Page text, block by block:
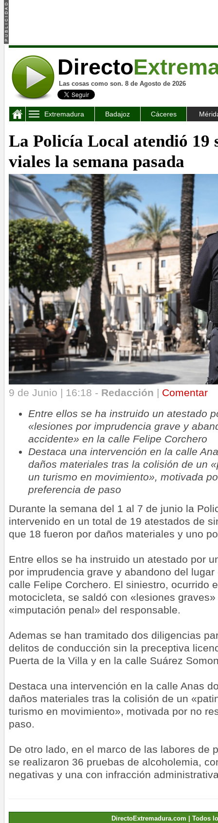
Directo
Las cosas como son. 8 de Agosto de 2026
Extremadura Badajoz Cáceres
La Policía Local atendió 19
viales la semana pasada
9 de Junio | 16:18 - Redacción | Comentar
Entre ellos se ha instruido un atestado
«lesiones por imprudencia grave y
accidente» en la calle Felipe Corchero
Destaca una intervención en la calle
daños materiales tras la colisión de un
un turismo en movimiento», motivada
preferencia de paso
Durante la semana del 1 al 7 de junio la
intervenido en un total de 19 atestados de
que 18 fueron por daños materiales y uno
Entre ellos se ha instruido un atestado por
por imprudencia grave y abandono del
calle Felipe Corchero. El siniestro, ocurrido
motocicleta, se saldó con «lesiones
«imputación penal» del responsable.
Ademas se han tramitado dos diligencias
delitos de conducción sin la preceptiva
Puerta de la Villa y en la calle Suárez
Destaca una intervención en la calle Anas
daños materiales tras la colisión de un
turismo en movimiento», motivada por no
paso.
De otro lado, en el marco de las labores de
se realizaron 36 pruebas de alcoholemia,
negativas y una con infracción
DirectoExtremadura.com | Todos